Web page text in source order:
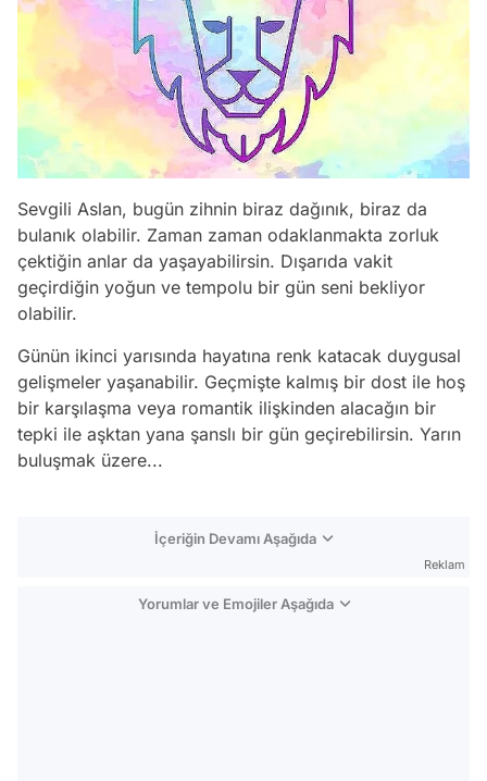
Sevgili Aslan, bugün zihnin biraz dağınık, biraz da
bulanık olabilir. Zaman zaman odaklanmakta zorluk
çektiğin anlar da yaşayabilirsin. Dışarıda vakit
geçirdiğin yoğun ve tempolu bir gün seni bekliyor
olabilir.
Günün ikinci yarısında hayatına renk katacak duygusal
gelişmeler yaşanabilir. Geçmişte kalmış bir dost ile hoş
bir karşılaşma veya romantik ilişkinden alacağın bir
tepki ile aşktan yana şanslı bir gün geçirebilirsin. Yarın
buluşmak üzere...
İçeriğin Devamı Aşağıda
Reklam
Yorumlar ve Emojiler Aşağıda